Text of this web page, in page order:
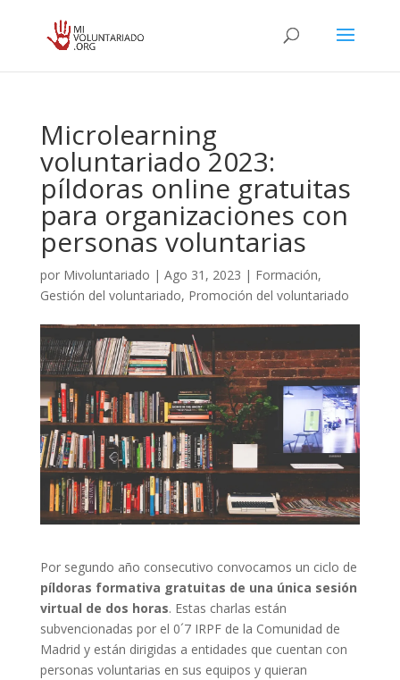
Microlearning
voluntariado 2023:
píldoras online gratuitas
para organizaciones con
personas voluntarias
por Mivoluntariado | Ago 31, 2023 | Formación,
Gestión del voluntariado, Promoción del voluntariado
Por segundo año consecutivo convocamos un ciclo de
píldoras formativa gratuitas de una única sesión
virtual de dos horas. Estas charlas están
subvencionadas por el 0´7 IRPF de la Comunidad de
Madrid y están dirigidas a entidades que cuentan con
personas voluntarias en sus equipos y quieran